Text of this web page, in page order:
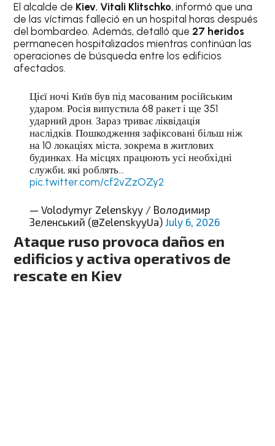
El alcalde de Kiev,Vitali Klitschko, informó que una
de las víctimas falleció en un hospital horas después
del bombardeo. Además, detalló que 27 heridos
permanecen hospitalizados mientras continúan las
operaciones de búsqueda entre los edificios
afectados.
Цієї ночі Київ був під масованим російським
ударом. Росія випустила 68 ракет і ще 351
ударний дрон. Зараз триває ліквідація
наслідків. Пошкодження зафіксовані більш ніж
на 10 локаціях міста, зокрема в житлових
будинках. На місцях працюють усі необхідні
служби, які роблять…
pic.twitter.com/cf2vZzOZy2
— Volodymyr Zelenskyy / Володимир
Зеленський (@ZelenskyyUa) July 6, 2026
Ataque ruso provoca daños en
edificios y activa operativos de
rescate en Kiev